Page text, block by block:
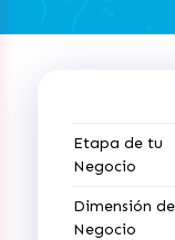
Etapa de tu
Negocio
Dimensión
Negocio